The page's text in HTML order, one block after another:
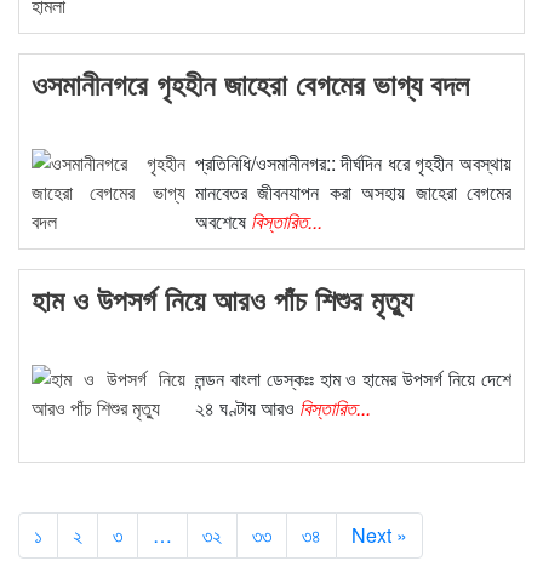
ওসমানীনগরে গৃহহীন জাহেরা বেগমের ভাগ্য বদল
প্রতিনিধি/ওসমানীনগর:: দীর্ঘদিন ধরে গৃহহীন অবস্থায়
মানবেতর জীবনযাপন করা অসহায় জাহেরা বেগমের
অবশেষে বিস্তারিত...
হাম ও উপসর্গ নিয়ে আরও পাঁচ শিশুর মৃত্যু
লন্ডন বাংলা ডেস্কঃঃ হাম ও হামের উপসর্গ নিয়ে দেশে
২৪ ঘণ্টায় আরও বিস্তারিত...
১ ২ ৩ … ৩২ ৩৩ ৩৪ Next »